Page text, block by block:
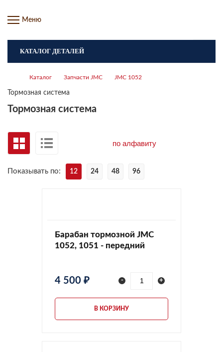
Меню
КАТАЛОГ ДЕТАЛЕЙ
Каталог Запчасти JMC JMC 1052
Тормозная система
Тормозная система
Показывать по: 12 24 48 96
Барабан тормозной JMC
1052, 1051 - передний
4 500 ₽ - +
В КОРЗИНУ